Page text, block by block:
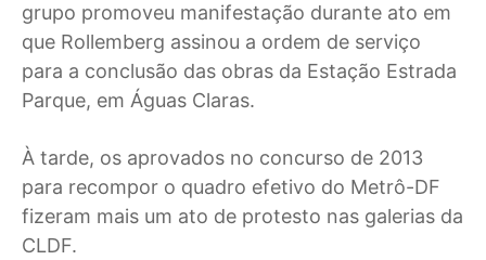
grupo promoveu manifestação durante ato em
que Rollemberg assinou a ordem de serviço
para a conclusão das obras da Estação Estrada
Parque, em Águas Claras.
À tarde, os aprovados no concurso de 2013
para recompor o quadro efetivo do Metrô-DF
fizeram mais um ato de protesto nas galerias da
CLDF.